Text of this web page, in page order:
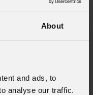
About
and ads, to
analyse our traffic.